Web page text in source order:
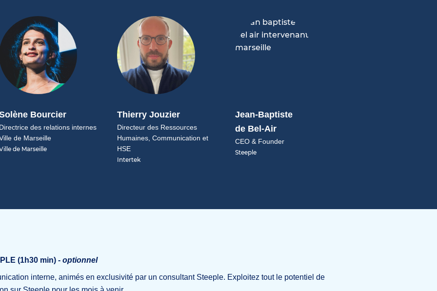
Bourcier
des relations internes
de Marseille
de Marseille
Thierry Jouzier
Directeur des Ressources
Humaines, Communication et
HSE
Intertek
Jean-Baptiste
de Bel-Air
CEO & Founder
Steeple
(1h30 min) - optionnel
interne, animés en exclusivité par un consultant Steeple. Exploitez tout le potentiel de